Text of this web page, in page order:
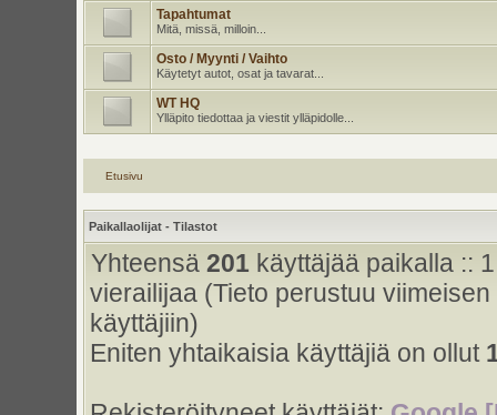
Tapahtumat
Mitä, missä, milloin...
Osto / Myynti / Vaihto
Käytetyt autot, osat ja tavarat...
WT HQ
Ylläpito tiedottaa ja viestit ylläpidolle...
Etusivu
Paikallaolijat - Tilastot
Yhteensä 201 käyttäjää paikalla ::
vierailijaa (Tieto perustuu
käyttäjiin)
Eniten yhtaikaisia käyttäjiä on ollut